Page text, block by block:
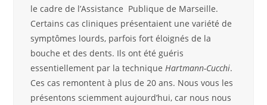
le cadre de l’Assistance Publique de Marseille.
Certains cas cliniques présentaient une variété de
symptômes lourds, parfois fort éloignés de la
bouche et des dents. Ils ont été guéris
essentiellement par la technique Hartmann-Cucchi.
Ces cas remontent à plus de 20 ans. Nous vous les
présentons sciemment aujourd’hui, car nous nous